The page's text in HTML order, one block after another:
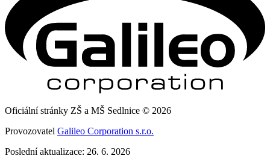
Oficiální stránky ZŠ a MŠ Sedlnice © 2026
Provozovatel Galileo Corporation s.r.o.
Poslední aktualizace: 26. 6. 2026